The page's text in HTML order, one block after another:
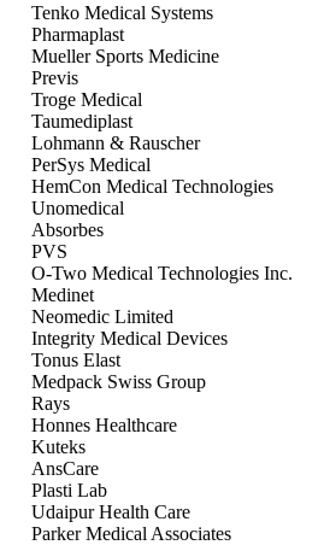
Tenko Medical Systems
Pharmaplast
Mueller Sports Medicine
Previs
Troge Medical
Taumediplast
Lohmann & Rauscher
PerSys Medical
HemCon Medical Technologies
Unomedical
Absorbes
PVS
O-Two Medical Technologies Inc.
Medinet
Neomedic Limited
Integrity Medical Devices
Tonus Elast
Medpack Swiss Group
Rays
Honnes Healthcare
Kuteks
AnsCare
Plasti Lab
Udaipur Health Care
Parker Medical Associates